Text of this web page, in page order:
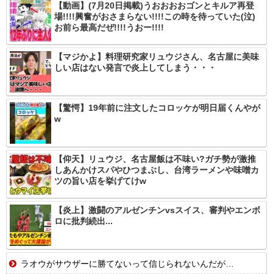
【動画】(7月20日掲載)うおおおおゴンとキルア再登
場!!!!興奮がおさまらない!!!!この時を待っていた(泣)
お前ら最高だぜ!!!!うおー!!!!
【マジかよ】料理研究家リュウジさん、名古屋に美味
しい店はない発言で炎上してしまう・・・
【驚愕】19年前に注文したコロッケが明日届くんやが
w
【仰天】リュウジ、名古屋飯は不味い?ガチ勢が激推
しあんかけスパやひつまぶし、台湾ラーメンや味噌カ
ツの旨い店を挙げてけw
【炎上】激闘のアルゼンチンvsスイス、審判やエンボ
ロに批判続出...
ラオウがサウザーに勝てないって信じられないんだが…